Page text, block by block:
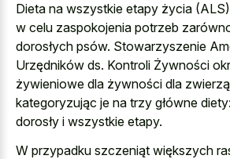
Dieta na wszystkie etapy życia
w celu zaspokojenia potrzeb
dorosłych psów. Stowarzyszenie
Urzędników ds. Kontroli Żywności
żywieniowe dla żywności dla
kategoryzując je na trzy główne
dorosły i wszystkie etapy.
W przypadku szczeniąt większych